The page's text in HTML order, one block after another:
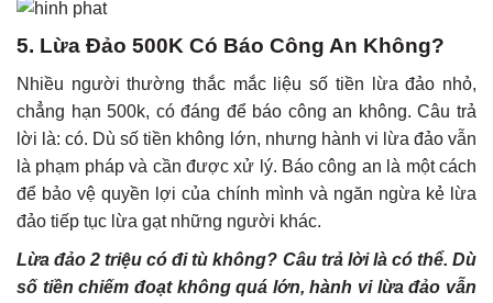
5. Lừa Đảo 500K Có Báo Công An Không?
Nhiều người thường thắc mắc liệu số tiền lừa đảo nhỏ,
chẳng hạn 500k, có đáng để báo công an không. Câu trả
lời là: có. Dù số tiền không lớn, nhưng hành vi lừa đảo vẫn
là phạm pháp và cần được xử lý. Báo công an là một cách
để bảo vệ quyền lợi của chính mình và ngăn ngừa kẻ lừa
đảo tiếp tục lừa gạt những người khác.
Lừa đảo 2 triệu có đi tù không? Câu trả lời là có thể. Dù
số tiền chiếm đoạt không quá lớn, hành vi lừa đảo vẫn